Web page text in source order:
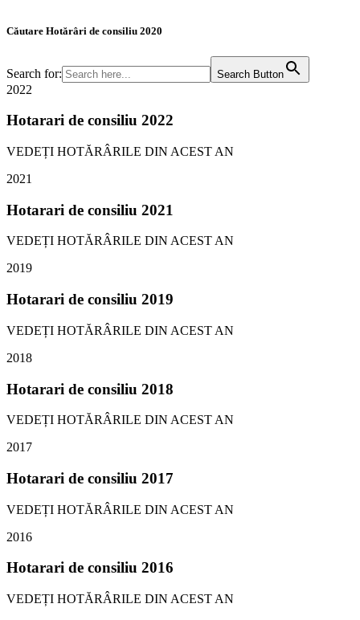
Căutare Hotărâri de consiliu 2020
Search for: Search Button
2022
Hotarari de consiliu 2022
VEDEȚI HOTĂRÂRILE DIN ACEST AN
2021
Hotarari de consiliu 2021
VEDEȚI HOTĂRÂRILE DIN ACEST AN
2019
Hotarari de consiliu 2019
VEDEȚI HOTĂRÂRILE DIN ACEST AN
2018
Hotarari de consiliu 2018
VEDEȚI HOTĂRÂRILE DIN ACEST AN
2017
Hotarari de consiliu 2017
VEDEȚI HOTĂRÂRILE DIN ACEST AN
2016
Hotarari de consiliu 2016
VEDEȚI HOTĂRÂRILE DIN ACEST AN